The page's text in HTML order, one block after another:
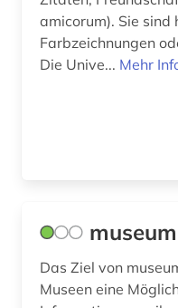
amicorum). Sie sind
Farbzeichnungen
Die Unive... Mehr
Das Ziel von
Museen eine